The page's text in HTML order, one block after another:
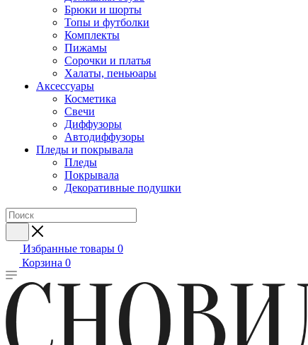
Брюки и шорты
Топы и футболки
Комплекты
Пижамы
Сорочки и платья
Халаты, пеньюары
Аксессуары
Косметика
Свечи
Диффузоры
Автодиффузоры
Пледы и покрывала
Пледы
Покрывала
Декоративные подушки
Избранные товары 0
Корзина 0